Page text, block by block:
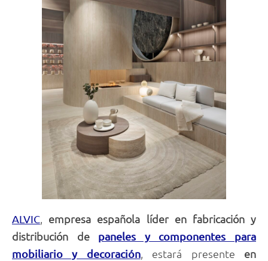
ALVIC, empresa española líder en fabricación y
distribución de paneles y componentes para
mobiliario y decoración, estará presente en